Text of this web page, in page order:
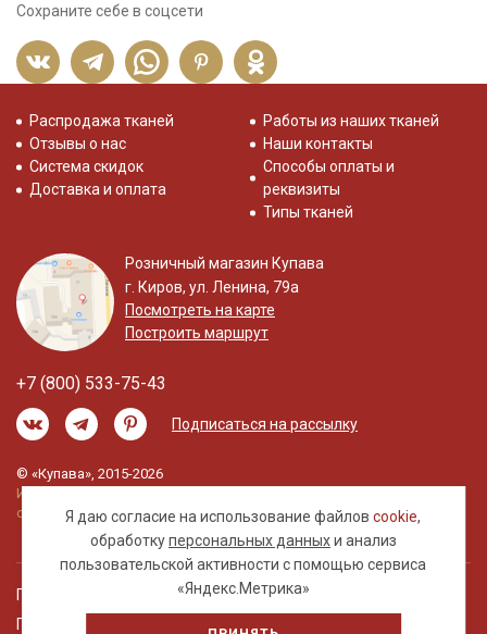
Сохраните себе в соцсети
Я даю согласие на использование файловcookie,
обработкуперсональных данныхи анализ
пользовательской активности с помощью сервиса
«Яндекс.Метрика»
Распродажа тканей
Отзывы о нас
Система скидок
Доставка и оплата
Работы из наших тканей
Наши контакты
Способы оплаты и
реквизиты
Типы тканей
Розничный магазин Купава
г. Киров, ул. Ленина, 79а
Посмотреть на карте
Построить маршрут
+7 (800) 533-75-43
Подписаться на рассылку
© «Купава», 2015-2026
Информация на сайте не является публичной
офертой.
Правовая информация
Политика обработки персональных данных